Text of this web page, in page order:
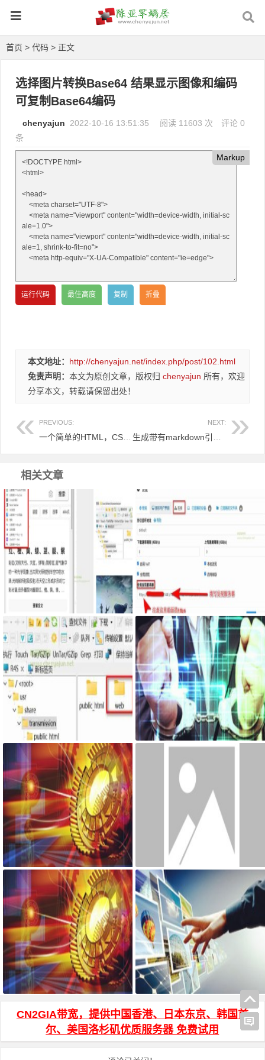
首页 > 代码 > 正文
选择图片转换Base64 结果显示图像和编码
可复制Base64编码
chenyajun 2022-10-16 13:51:35 阅读 11603 次
评论 0
条
Markup
本文地址： http://chenyajun.net/index.php/post/102.html
免责声明： 本文为原创文章，版权归 chenyajun 所有，欢迎
分享本文，转载请保留出处！
PREVIOUS: NEXT:
相关文章
Google Chrome浏览器右侧边栏嵌
服务器搭建syncthing客户端，自
己私有syncthing发现服务器和中
继服务器
最新固件里transmission页面提示
Couldn't find Transmission's web
interface files错误
网页添加密码访问JS代码
宝塔面板搭建可道云 可访问系统
目录方法
AdGuard Home和网站共存安装方
WinSCP 中文名乱码说明 js页面跳转 和 js打开新窗口 方法
CN2GIA带宽，提供中国香港、日本东京、韩国首
尔、美国洛杉矶优质服务器 免费试用